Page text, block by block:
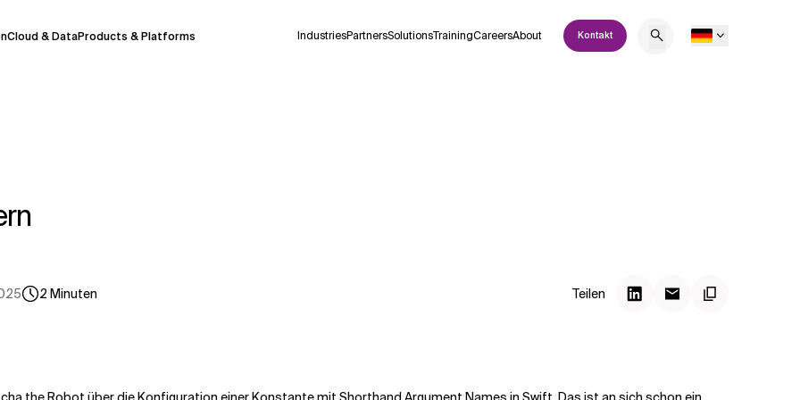
Cloud & DataProducts & Platforms IndustriesPartnersSolutionsTrainingCareersAbout Kontakt
bevor Sie Entscheidungen treffen oder
2 Minuten Teilen